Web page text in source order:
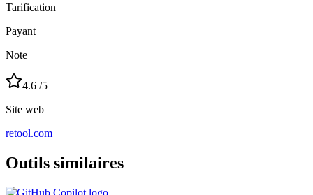
Tarification
Payant
Note
4.6 /5
Site web
retool.com
Outils similaires